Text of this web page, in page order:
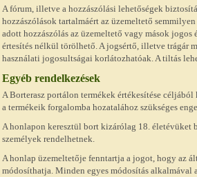
A fórum, illetve a hozzászólási lehetőségek
hozzászólások tartalmáért az üzemeltető
adott hozzászólás az üzemeltető vagy mások
értesítés nélkül törölhető. A jogsértő, illetve trágár
használati jogosultságai korlátozhatóak. A tiltás
Egyéb rendelkezések
A Borterasz portálon termékek értékesítése
a termékeik forgalomba hozatalához szükséges
A honlapon keresztül bort kizárólag 18. életévüket
személyek rendelhetnek.
A honlap üzemeltetője fenntartja a jogot, hogy az
módosíthatja. Minden egyes módosítás